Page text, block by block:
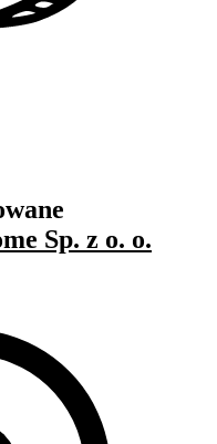
Sp. z o. o.